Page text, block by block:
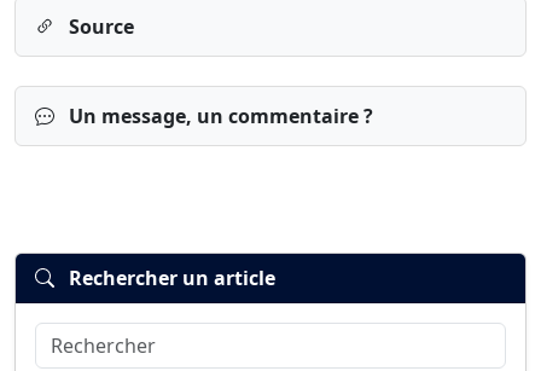
Source
Un message, un commentaire ?
Connexion
Rechercher un article
Rechercher